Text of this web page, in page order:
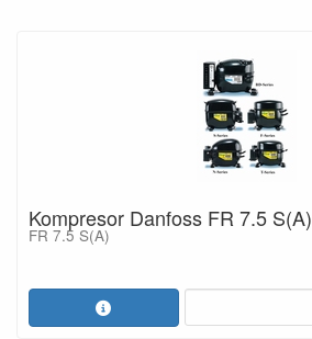
Kompresor Danfoss FR 7.5 S(A)
FR 7.5 S(A)